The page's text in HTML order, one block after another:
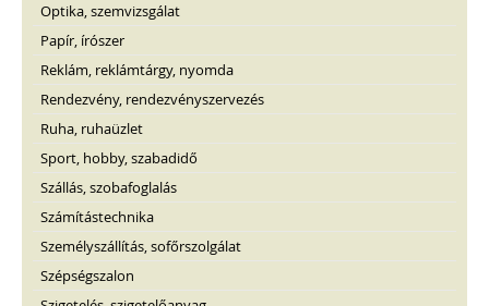
Optika, szemvizsgálat
Papír, írószer
Reklám, reklámtárgy, nyomda
Rendezvény, rendezvényszervezés
Ruha, ruhaüzlet
Sport, hobby, szabadidő
Szállás, szobafoglalás
Számítástechnika
Személyszállítás, sofőrszolgálat
Szépségszalon